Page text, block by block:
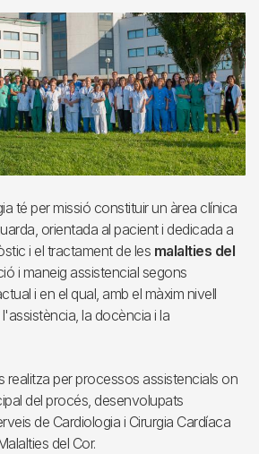
té per missió constituir un àrea clínica
orientada al pacient i dedicada a
i el tractament de les malalties del
i maneig assistencial segons
i en el qual, amb el màxim nivell
la docència i la
realitza per processos assistencials on
del procés, desenvolupats
de Cardiologia i Cirurgia Cardíaca
del Cor.